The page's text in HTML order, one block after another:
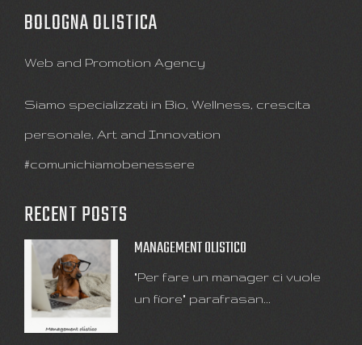
BOLOGNA OLISTICA
Web and Promotion Agency
Siamo specializzati in Bio, Wellness, crescita
personale, Art and Innovation
#comunichiamobenessere
RECENT POSTS
MANAGEMENT OLISTICO
"Per fare un manager ci vuole
un fiore" parafrasan...